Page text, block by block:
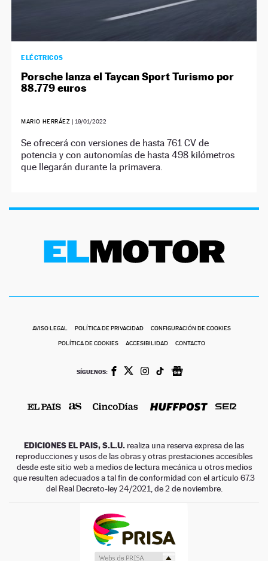
ELÉCTRICOS
Porsche lanza el Taycan Sport Turismo por
88.779 euros
MARIO HERRÁEZ | 19/01/2022
Se ofrecerá con versiones de hasta 761 CV de
potencia y con autonomías de hasta 498 kilómetros
que llegarán durante la primavera.
AVISO LEGAL POLÍTICA DE PRIVACIDAD CONFIGURACIÓN DE COOKIES
POLÍTICA DE COOKIES ACCESIBILIDAD CONTACTO
SÍGUENOS:
EDICIONES EL PAIS, S.L.U. realiza una reserva expresa de las
reproducciones y usos de las obras y otras prestaciones accesibles
desde este sitio web a medios de lectura mecánica u otros medios
que resulten adecuados a tal fin de conformidad con el artículo 67.3
del Real Decreto-ley 24/2021, de 2 de noviembre.